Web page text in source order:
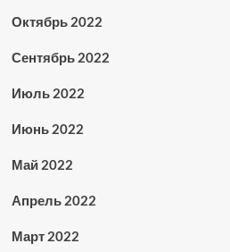
Октябрь 2022
Сентябрь 2022
Июль 2022
Июнь 2022
Май 2022
Апрель 2022
Март 2022